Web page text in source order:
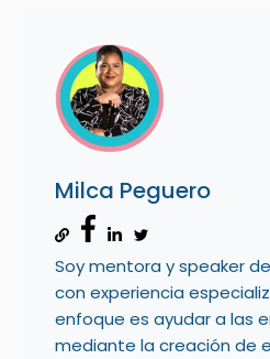
Milca Peguero
Soy mentora y speaker
con experiencia
enfoque es ayudar a las
mediante la creación de